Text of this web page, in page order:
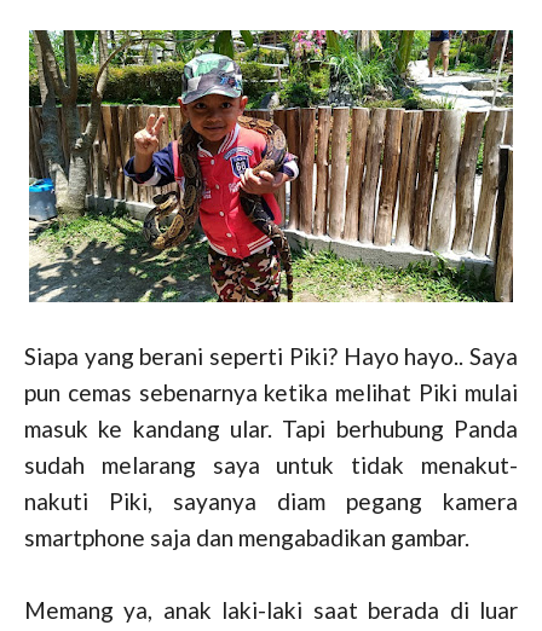
Siapa yang berani seperti Piki? Hayo hayo.. Saya
pun cemas sebenarnya ketika melihat Piki mulai
masuk ke kandang ular. Tapi berhubung Panda
sudah melarang saya untuk tidak menakut-
nakuti Piki, sayanya diam pegang kamera
smartphone saja dan mengabadikan gambar.
Memang ya, anak laki-laki saat berada di luar